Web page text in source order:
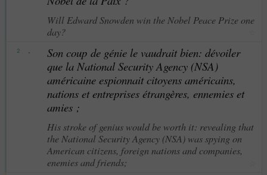
Will Edward Snowden win the Nobel Peace Prize one
day?
2 ·
Son coup de génie le vaudrait bien: dévoiler
que la National Security Agency (NSA)
américaine espionnait citoyens américains,
nations et entreprises étrangères, ennemies et
amies ;
His stroke of genius would be worth it: revealing that
the National Security Agency (NSA) was spying on
American citizens, foreign nations and companies,
enemies and friends;